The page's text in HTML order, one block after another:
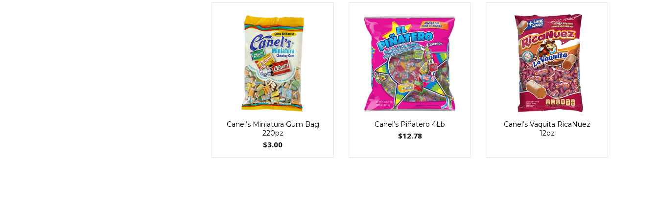
Canel’s Miniatura Gum Bag
220pz
$3.00
Canel’s Piñatero 4Lb
$12.78
Canel’s Vaquita RicaNuez
12oz